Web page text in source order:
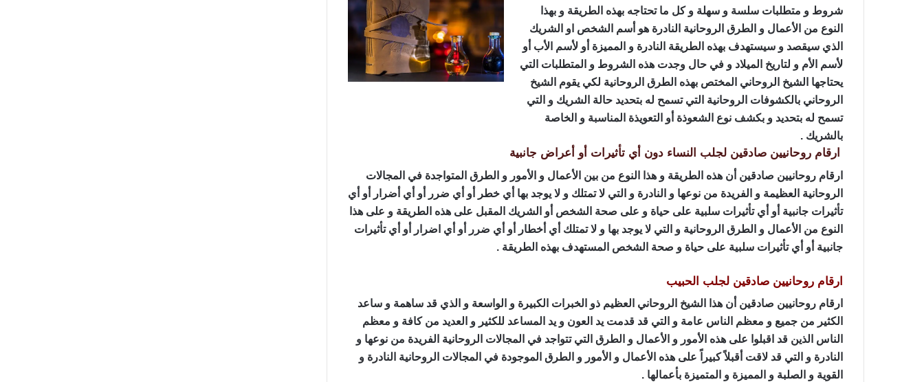
شروط و متطلبات سلسة و سهلة و كل ما تحتاجه بهذه الطريقة و بهذا
النوع من الأعمال و الطرق الروحانية النادرة هو أسم الشخص او الشريك
الذي سيقصد و سيستهدف بهذه الطريقة النادرة و المميزة أو لأسم الأب أو
لأسم الأم و لتاريخ الميلاد و في حال وجدت هذه الشروط و المتطلبات التي
يحتاجها الشيخ الروحاني المختص بهذه الطرق الروحانية لكي يقوم الشيخ
الروحاني بالكشوفات الروحانية التي تسمح له بتحديد حالة الشريك و التي
تسمح له بتحديد و بكشف نوع الشعوذة أو التعويذة المناسبة و الخاصة
بالشريك .
ارقام روحانيين صادقين لجلب النساء دون أي تأثيرات أو أعراض جانبية
ارقام روحانيين صادقين أن هذه الطريقة و هذا النوع من بين الأعمال و الأمور و الطرق المتواجدة في المجالات
الروحانية العظيمة و الفريدة من نوعها و النادرة و التي لا تمتلك و لا يوجد بها أي خطر أو أي ضرر أو أي أضرار أو أي
تأثيرات جانبية أو أي تأثيرات سلبية على حياة و على صحة الشخص أو الشريك المقبل على هذه الطريقة و على هذا
النوع من الأعمال و الطرق الروحانية و التي لا يوجد بها و لا تمتلك أي أخطار أو أي ضرر أو أي اضرار أو أي تأثيرات
جانبية أو أي تأثيرات سلبية على حياة و صحة الشخص المستهدف بهذه الطريقة .
ارقام روحانيين صادقين لجلب الحبيب
ارقام روحانيين صادقين أن هذا الشيخ الروحاني العظيم ذو الخبرات الكبيرة و الواسعة و الذي قد ساهمة و ساعد
الكثير من جميع و معظم الناس عامة و التي قد قدمت يد العون و يد المساعد للكثير و العديد من كافة و معظم
الناس الذين قد اقبلوا على هذه الأمور و الأعمال و الطرق التي تتواجد في المجالات الروحانية الفريدة من نوعها و
النادرة و التي قد لاقت أقبلاً كبيراً على هذه الأعمال و الأمور و الطرق الموجودة في المجالات الروحانية النادرة و
القوية و الصلبة و المميزة و المتميزة بأعمالها .